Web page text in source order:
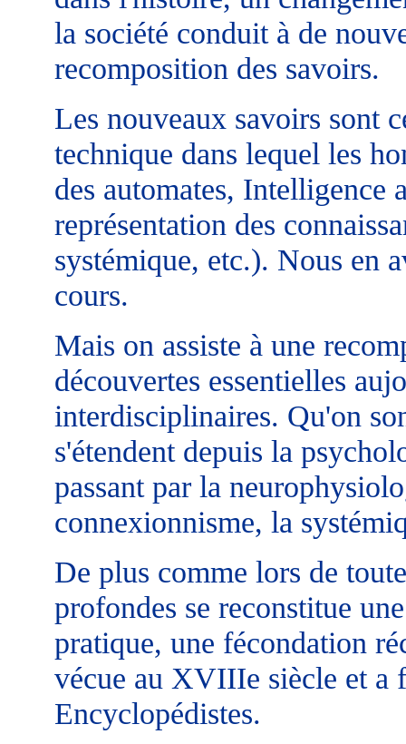
la société conduit à de
recomposition des savoirs.
Les nouveaux savoirs sont
technique dans lequel les
des automates,
représentation des
systémique, etc.). Nous en
cours.
Mais on assiste à une
découvertes essentielles
interdisciplinaires. Qu'on
s'étendent depuis la
passant par la
connexionnisme, la
De plus comme lors de
profondes se reconstitue
pratique, une fécondation
vécue au XVIIIe siècle et a
Encyclopédistes.